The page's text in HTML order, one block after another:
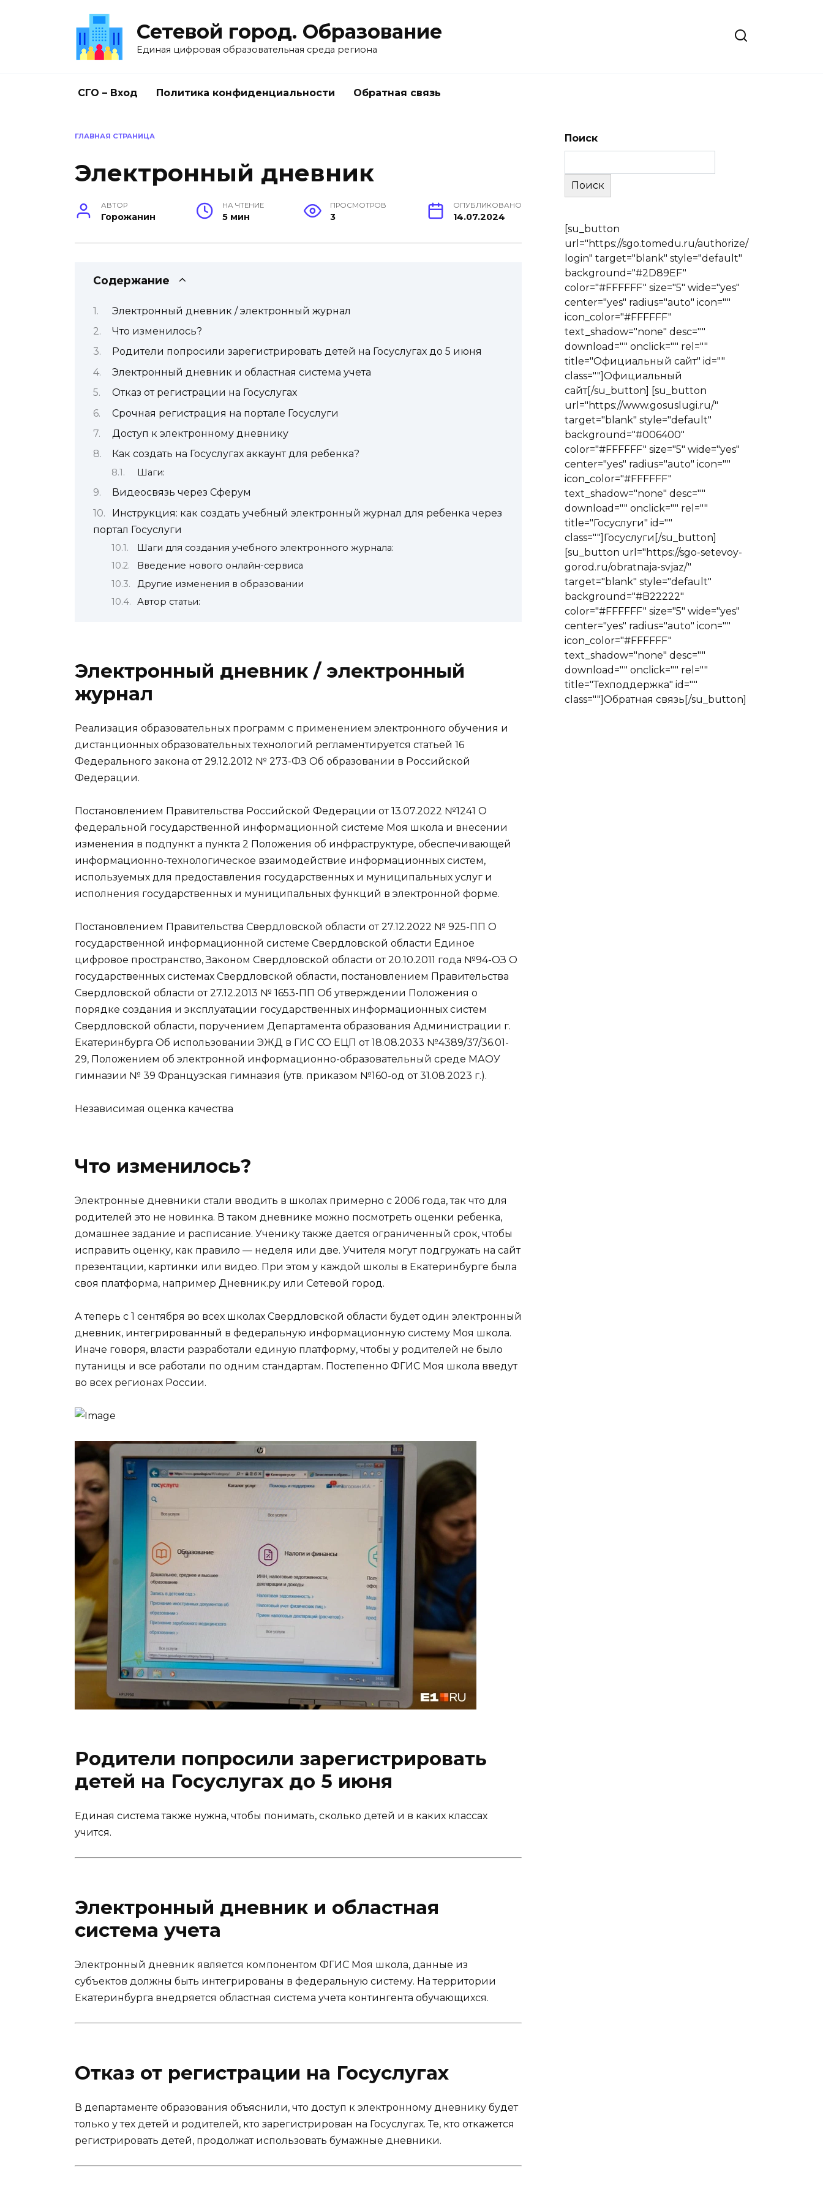
Сетевой город. Образование
Единая цифровая образовательная среда региона
СГО – Вход Политика конфиденциальности Обратная связь
ГЛАВНАЯ СТРАНИЦА
Электронный дневник
АВТОР
Горожанин
НА ЧТЕНИЕ
5 мин
ПРОСМОТРОВ
3
ОПУБЛИКОВАНО
14.07.2024
Содержание
Электронный дневник / электронный журнал
Что изменилось?
Родители попросили зарегистрировать детей на Госуслугах до 5 июня
Электронный дневник и областная система учета
Отказ от регистрации на Госуслугах
Срочная регистрация на портале Госуслуги
Доступ к электронному дневнику
Как создать на Госуслугах аккаунт для ребенка?
Шаги:
Видеосвязь через Сферум
Инструкция: как создать учебный электронный журнал для ребенка через
портал Госуслуги
Шаги для создания учебного электронного журнала:
Введение нового онлайн-сервиса
Другие изменения в образовании
Автор статьи:
Электронный дневник / электронный
журнал
Реализация образовательных программ с применением электронного обучения и
дистанционных образовательных технологий регламентируется статьей 16
Федерального закона от 29.12.2012 № 273-ФЗ Об образовании в Российской
Федерации.
Постановлением Правительства Российской Федерации от 13.07.2022 №1241 О
федеральной государственной информационной системе Моя школа и внесении
изменения в подпункт а пункта 2 Положения об инфраструктуре, обеспечивающей
информационно-технологическое взаимодействие информационных систем,
используемых для предоставления государственных и муниципальных услуг и
исполнения государственных и муниципальных функций в электронной форме.
Постановлением Правительства Свердловской области от 27.12.2022 № 925-ПП О
государственной информационной системе Свердловской области Единое
цифровое пространство, Законом Свердловской области от 20.10.2011 года №94-ОЗ О
государственных системах Свердловской области, постановлением Правительства
Свердловской области от 27.12.2013 № 1653-ПП Об утверждении Положения о
порядке создания и эксплуатации государственных информационных систем
Свердловской области, поручением Департамента образования Администрации г.
Екатеринбурга Об использовании ЭЖД в ГИС СО ЕЦП от 18.08.2033 №4389/37/36.01-
29, Положением об электронной информационно-образовательный среде МАОУ
гимназии № 39 Французская гимназия (утв. приказом №160-од от 31.08.2023 г.).
Независимая оценка качества
Что изменилось?
Электронные дневники стали вводить в школах примерно с 2006 года, так что для
родителей это не новинка. В таком дневнике можно посмотреть оценки ребенка,
домашнее задание и расписание. Ученику также дается ограниченный срок, чтобы
исправить оценку, как правило — неделя или две. Учителя могут подгружать на сайт
презентации, картинки или видео. При этом у каждой школы в Екатеринбурге была
своя платформа, например Дневник.ру или Сетевой город.
А теперь с 1 сентября во всех школах Свердловской области будет один электронный
дневник, интегрированный в федеральную информационную систему Моя школа.
Иначе говоря, власти разработали единую платформу, чтобы у родителей не было
путаницы и все работали по одним стандартам. Постепенно ФГИС Моя школа введут
во всех регионах России.
Родители попросили зарегистрировать
детей на Госуслугах до 5 июня
Единая система также нужна, чтобы понимать, сколько детей и в каких классах
учится.
Электронный дневник и областная
система учета
Электронный дневник является компонентом ФГИС Моя школа, данные из
субъектов должны быть интегрированы в федеральную систему. На территории
Екатеринбурга внедряется областная система учета контингента обучающихся.
Отказ от регистрации на Госуслугах
В департаменте образования объяснили, что доступ к электронному дневнику будет
только у тех детей и родителей, кто зарегистрирован на Госуслугах. Те, кто откажется
регистрировать детей, продолжат использовать бумажные дневники.
Поиск
Поиск
[su_button
url="https://sgo.tomedu.ru/authorize/
login" target="blank" style="default"
background="#2D89EF"
color="#FFFFFF" size="5" wide="yes"
center="yes" radius="auto" icon=""
icon_color="#FFFFFF"
text_shadow="none" desc=""
download="" onclick="" rel=""
title="Официальный сайт" id=""
class=""]Официальный
сайт[/su_button] [su_button
url="https://www.gosuslugi.ru/"
target="blank" style="default"
background="#006400"
color="#FFFFFF" size="5" wide="yes"
center="yes" radius="auto" icon=""
icon_color="#FFFFFF"
text_shadow="none" desc=""
download="" onclick="" rel=""
title="Госуслуги" id=""
class=""]Госуслуги[/su_button]
[su_button url="https://sgo-setevoy-
gorod.ru/obratnaja-svjaz/"
target="blank" style="default"
background="#B22222"
color="#FFFFFF" size="5" wide="yes"
center="yes" radius="auto" icon=""
icon_color="#FFFFFF"
text_shadow="none" desc=""
download="" onclick="" rel=""
title="Техподдержка" id=""
class=""]Обратная связь[/su_button]